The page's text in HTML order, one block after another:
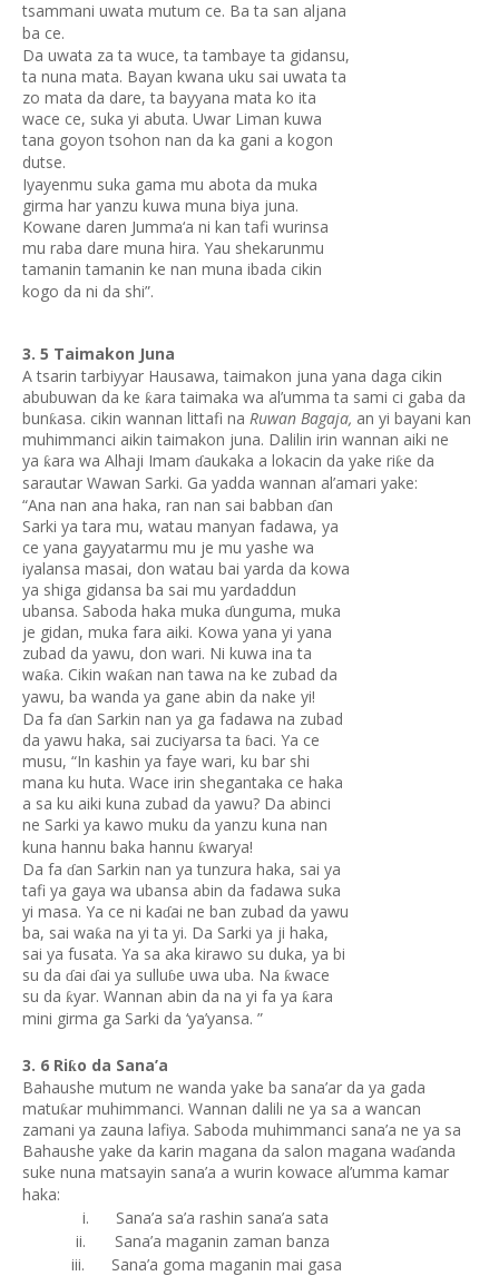
tsammani uwata mutum ce. Ba ta san aljana
ba ce.
Da uwata za ta wuce, ta tambaye ta gidansu,
ta nuna mata. Bayan kwana uku sai uwata ta
zo mata da dare, ta bayyana mata ko ita
wace ce, suka yi abuta. Uwar Liman kuwa
tana goyon tsohon nan da ka gani a kogon
dutse.
Iyayenmu suka gama mu abota da muka
girma har yanzu kuwa muna biya juna.
Kowane daren Jumma‘a ni kan tafi wurinsa
mu raba dare muna hira. Yau shekarunmu
tamanin tamanin ke nan muna ibada cikin
kogo da ni da shi”.
3. 5 Taimakon Juna
A tsarin tarbiyyar Hausawa, taimakon juna yana daga cikin
abubuwan da ke ƙara taimaka wa al’umma ta sami ci gaba da
bunƙasa. cikin wannan littafi na Ruwan Bagaja, an yi bayani kan
muhimmanci aikin taimakon juna. Dalilin irin wannan aiki ne
ya ƙara wa Alhaji Imam ɗaukaka a lokacin da yake riƙe da
sarautar Wawan Sarki. Ga yadda wannan al’amari yake:
“Ana nan ana haka, ran nan sai babban ɗan
Sarki ya tara mu, watau manyan fadawa, ya
ce yana gayyatarmu mu je mu yashe wa
iyalansa masai, don watau bai yarda da kowa
ya shiga gidansa ba sai mu yardaddun
ubansa. Saboda haka muka ɗunguma, muka
je gidan, muka fara aiki. Kowa yana yi yana
zubad da yawu, don wari. Ni kuwa ina ta
waƙa. Cikin waƙan nan tawa na ke zubad da
yawu, ba wanda ya gane abin da nake yi!
Da fa ɗan Sarkin nan ya ga fadawa na zubad
da yawu haka, sai zuciyarsa ta ɓaci. Ya ce
musu, “In kashin ya faye wari, ku bar shi
mana ku huta. Wace irin shegantaka ce haka
a sa ku aiki kuna zubad da yawu? Da abinci
ne Sarki ya kawo muku da yanzu kuna nan
kuna hannu baka hannu ƙwarya!
Da fa ɗan Sarkin nan ya tunzura haka, sai ya
tafi ya gaya wa ubansa abin da fadawa suka
yi masa. Ya ce ni kaɗai ne ban zubad da yawu
ba, sai waƙa na yi ta yi. Da Sarki ya ji haka,
sai ya fusata. Ya sa aka kirawo su duka, ya bi
su da ɗai ɗai ya sulluɓe uwa uba. Na ƙwace
su da ƙyar. Wannan abin da na yi fa ya ƙara
mini girma ga Sarki da ‘ya’yansa. ”
3. 6 Riƙo da Sana’a
Bahaushe mutum ne wanda yake ba sana’ar da ya gada
matuƙar muhimmanci. Wannan dalili ne ya sa a wancan
zamani ya zauna lafiya. Saboda muhimmanci sana’a ne ya sa
Bahaushe yake da karin magana da salon magana waɗanda
suke nuna matsayin sana’a a wurin kowace al’umma kamar
haka:
i.
Sana’a sa’a rashin sana’a sata
ii.
Sana’a maganin zaman banza
iii.
Sana’a goma maganin mai gasa